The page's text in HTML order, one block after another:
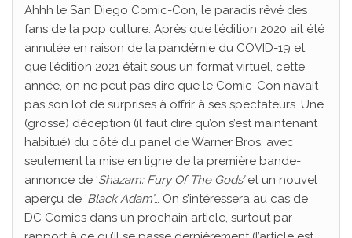
Ahhh le San Diego Comic-Con, le paradis rêvé des
fans de la pop culture. Après que l’édition 2020 ait été
annulée en raison de la pandémie du COVID-19 et
que l’édition 2021 était sous un format virtuel, cette
année, on ne peut pas dire que le Comic-Con n’avait
pas son lot de surprises à offrir à ses spectateurs. Une
(grosse) déception (il faut dire qu’on s’est maintenant
habitué) du côté du panel de Warner Bros. avec
seulement la mise en ligne de la première bande-
annonce de ‘Shazam: Fury Of The Gods’et un nouvel
aperçu de ‘Black Adam’… On s’intéressera au cas de
DC Comics dans un prochain article, surtout par